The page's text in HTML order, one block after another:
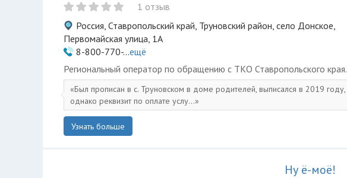
1 отзыв
Россия, Ставропольский край, Труновский район, село Донское,
Первомайская улица, 1А
8-800-770-...ещё
Региональный оператор по обращению с ТКО Ставропольского края.
Был прописан в с. Труновском в доме родителей, выписался в 2019 году,
однако реквизит по оплате услу...
Узнать больше
Ну ё-моё!